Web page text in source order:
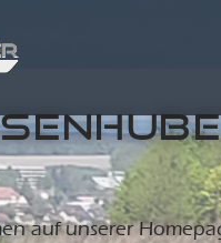
auf unserer